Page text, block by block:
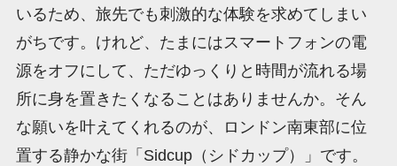
いるため、旅先でも刺激的な体験を求めてしまい
がちです。けれど、たまにはスマートフォンの電
源をオフにして、ただゆっくりと時間が流れる場
所に身を置きたくなることはありませんか。そん
な願いを叶えてくれるのが、ロンドン南東部に位
置する静かな街「Sidcup（シドカップ）」です。